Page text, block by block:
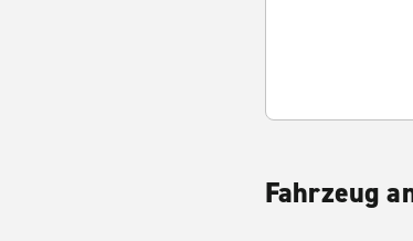
Fahrzeug